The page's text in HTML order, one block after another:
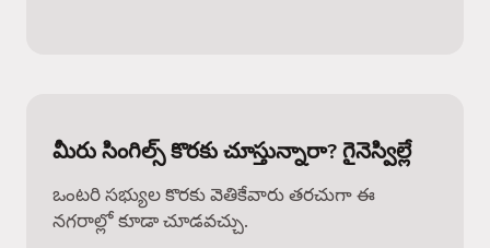
మీరు సింగిల్స్ కొరకు చూస్తున్నారా? గైనెస్విల్లే
ఒంటరి సభ్యుల కొరకు వెతికేవారు తరచుగా ఈ
నగరాల్లో కూడా చూడవచ్చు.